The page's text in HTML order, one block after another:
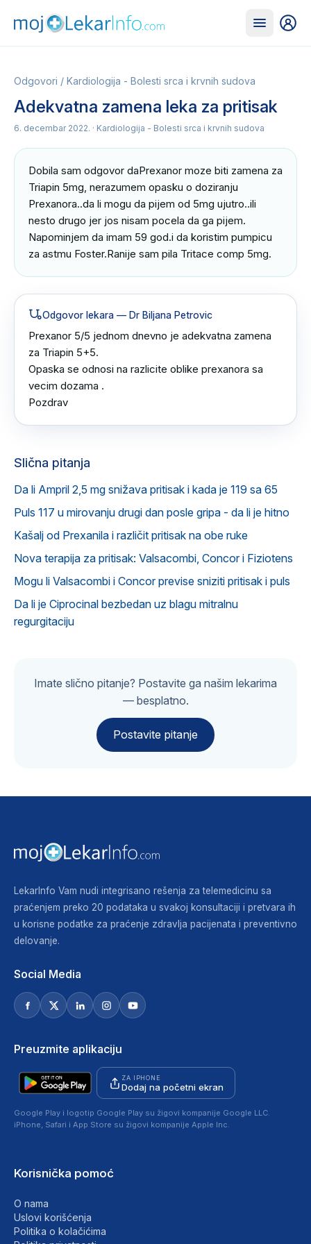
Odgovori / Kardiologija - Bolesti srca i krvnih sudova
Adekvatna zamena leka za pritisak
6. decembar 2022. · Kardiologija - Bolesti srca i krvnih sudova
Dobila sam odgovor daPrexanor moze biti zamena za
Triapin 5mg, nerazumem opasku o doziranju
Prexanora..da li mogu da pijem od 5mg ujutro..ili
nesto drugo jer jos nisam pocela da ga pijem.
Napominjem da imam 59 god.i da koristim pumpicu
za astmu Foster.Ranije sam pila Tritace comp 5mg.
Odgovor lekara — Dr Biljana Petrovic
Prexanor 5/5 jednom dnevno je adekvatna zamena
za Triapin 5+5.
Opaska se odnosi na razlicite oblike prexanora sa
vecim dozama .
Pozdrav
Slična pitanja
Da li Ampril 2,5 mg snižava pritisak i kada je 119 sa 65
Puls 117 u mirovanju drugi dan posle gripa - da li je hitno
Kašalj od Prexanila i različit pritisak na obe ruke
Nova terapija za pritisak: Valsacombi, Concor i Fiziotens
Mogu li Valsacombi i Concor previse sniziti pritisak i puls
Da li je Ciprocinal bezbedan uz blagu mitralnu
regurgitaciju
Imate slično pitanje? Postavite ga našim lekarima
— besplatno.
Postavite pitanje
LekarInfo Vam nudi integrisano rešenja za telemedicinu sa
praćenjem preko 20 podataka u svakoj konsultaciji i pretvara ih
u korisne podatke za praćenje zdravlja pacijenata i preventivno
delovanje.
Social Media
Preuzmite aplikaciju
ZA IPHONE
Dodaj na početni ekran
Google Play i logotip Google Play su žigovi kompanije Google LLC.
iPhone, Safari i App Store su žigovi kompanije Apple Inc.
Korisnička pomoć
O nama
Uslovi korišćenja
Politika o kolačićima